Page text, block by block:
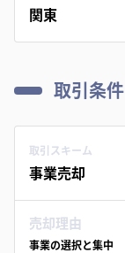
関東
取引条件
取引スキーム
事業売却
売却理由
事業の選択と集中